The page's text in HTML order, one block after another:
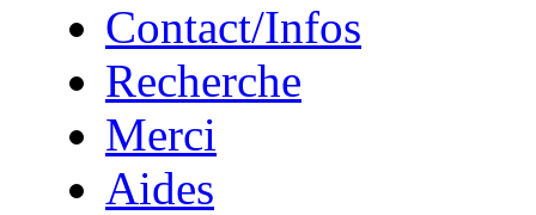
Contact/Infos
Recherche
Merci
Aides